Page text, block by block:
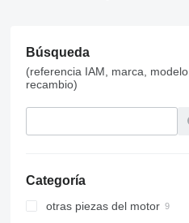
Búsqueda
(referencia IAM, marca, modelo,
recambio)
Categoría
otras piezas del motor